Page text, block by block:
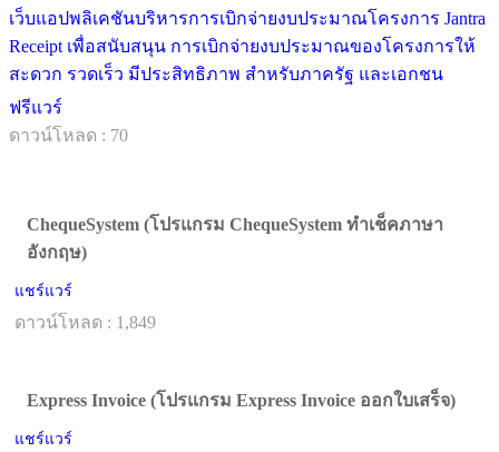
เว็บแอปพลิเคชันบริหารการเบิกจ่ายงบประมาณโครงการ Jantra
Receipt เพื่อสนับสนุน การเบิกจ่ายงบประมาณของโครงการให้
สะดวก รวดเร็ว มีประสิทธิภาพ สำหรับภาครัฐ และเอกชน
ฟรีแวร์
ดาวน์โหลด : 70
ChequeSystem (โปรแกรม ChequeSystem ทำเช็คภาษา
อังกฤษ)
แชร์แวร์
ดาวน์โหลด : 1,849
Express Invoice (โปรแกรม Express Invoice ออกใบเสร็จ)
แชร์แวร์